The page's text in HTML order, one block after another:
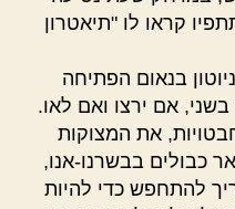
קראו לו "תיאטרון
בנאום הפתיחה
אם ירצו ואם לאו.
את המצוקות
כבולים בבשרנו-אנו,
להתחפש כדי להיות